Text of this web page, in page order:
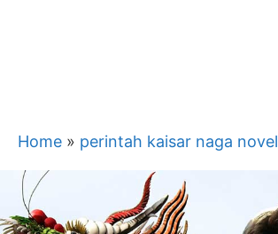
Home » perintah kaisar naga novel